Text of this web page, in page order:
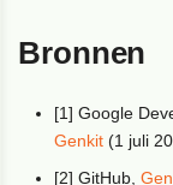
Bronnen
[1] Google
Genkit (1 juli
[2] GitHub,